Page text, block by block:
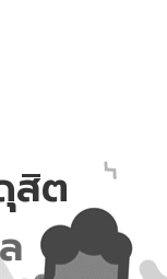
สิต
ล ย!